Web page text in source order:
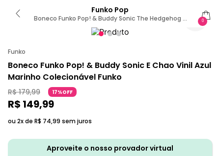
Funko Pop
Boneco Funko Pop! & Buddy Sonic The Hedgehog -
Sonic E Chao
0
Funko
Boneco Funko Pop! & Buddy Sonic E Chao Vinil Azul
Marinho Colecionável Funko
R$ 179,99 17%OFF
R$ 149,99
ou 2x de R$ 74,99 sem juros
Aproveite o nosso provador virtual